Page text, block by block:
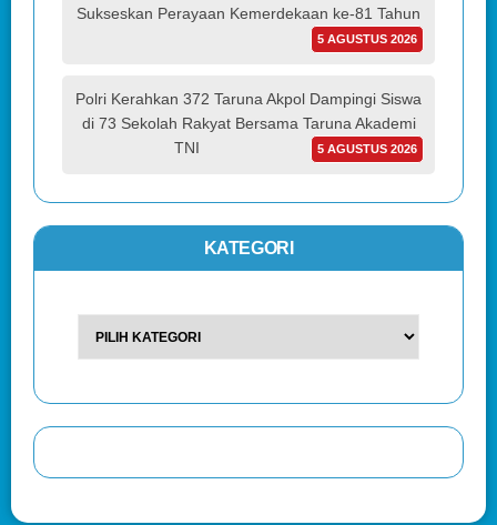
Sukseskan Perayaan Kemerdekaan ke-81 Tahun
5 AGUSTUS 2026
Polri Kerahkan 372 Taruna Akpol Dampingi Siswa
di 73 Sekolah Rakyat Bersama Taruna Akademi
TNI
5 AGUSTUS 2026
KATEGORI